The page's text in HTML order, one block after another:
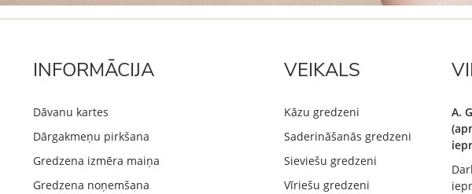
INFORMĀCIJA
Dāvanu kartes
Dārgakmeņu pirkšana
Gredzena izmēra maiņa
Gredzena noņemšana
VEIKALS
Kāzu gredzeni
Saderināšanās gredzeni
Sieviešu gredzeni
Vīriešu gredzeni
A.